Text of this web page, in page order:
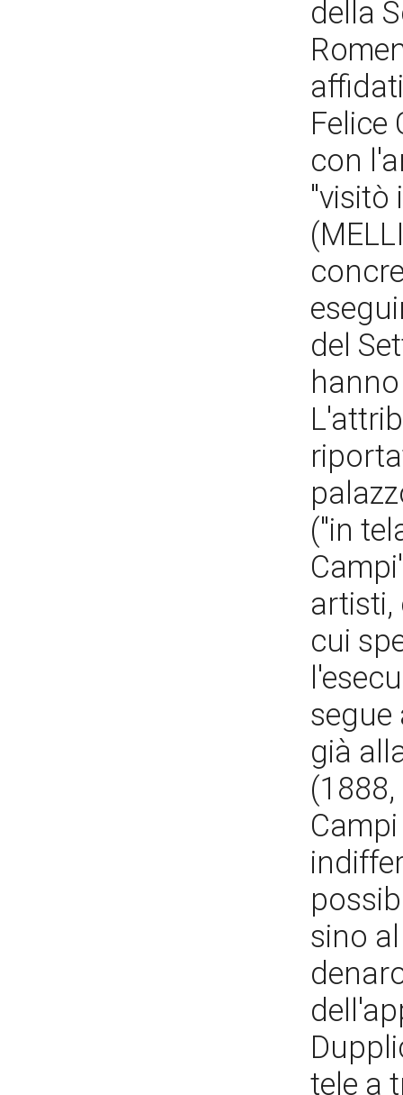
della
Felice
con
"visitò
del
("in
artisti,
cui
segue
già
sino
tele a